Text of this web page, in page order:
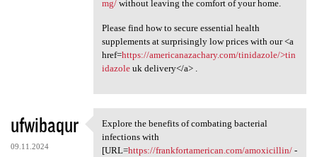
mg/without leaving the comfort of your home.
Please find how to secure essential health
supplements at surprisingly low prices with our <a
href=https://americanazachary.com/tinidazole/>tin
idazoleuk delivery</a> .
ufwibaqur
09.11.2024
Explore the benefits of
Explore the benefits of combating bacterial
infections with
[URL=https://frankfortamerican.com/amoxicillin/-